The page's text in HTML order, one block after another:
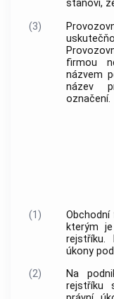
stanoví,
(3)
firmou
názvem
název
označení.
(1)
Obchodní
kterým
rejstříku.
úkony
(2)
Na
rejstříku